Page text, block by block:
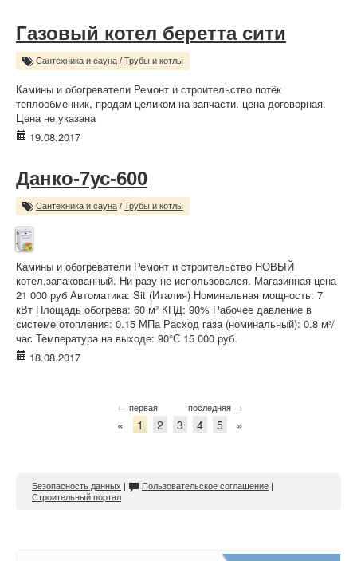
Газовый котел беретта сити
Сантехника и сауна / Трубы и котлы
Камины и обогреватели Ремонт и строительство потёк
теплообменник, продам целиком на запчасти. цена договорная.
Цена не указана
19.08.2017
Данко-7ус-600
Сантехника и сауна / Трубы и котлы
Камины и обогреватели Ремонт и строительство НОВЫЙ
котел,запакованный. Ни разу не использовался. Магазинная цена
21 000 руб Автоматика: Sit (Италия) Номинальная мощность: 7
кВт Площадь обогрева: 60 м² КПД: 90% Рабочее давление в
системе отопления: 0.15 МПа Расход газа (номинальный): 0.8 м³/
час Температура на выходе: 90°С 15 000 руб.
18.08.2017
← первая последняя →
« 1 2 3 4 5 »
Безопасность данных | Пользовательское соглашение |
Строительный портал